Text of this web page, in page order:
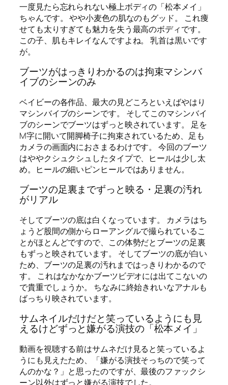
一度見たら忘れられない極上ボディの「松本メイ」
ちゃんです。 やや小麦色の肌なのもグッド。 これ痩
せても太りすぎても魅力を失う最高のボディです。
この子、肌もキレイなんですよね。 乳首は黒いです
が。
ブーツがはっきりわかるのは拘束マシンバ
イブのシーンのみ
ベイビーの各作品、最大の見どころといえばやはり
マシンバイブのシーンです。 そしてこのマシンバイ
ブのシーンでブーツはずっと映されています。 足を
M字に開いて開脚椅子に拘束されているため、足も
カメラの画面内におさまるわけです。 今回のブーツ
はややクシュクシュしたタイプで、ヒールは少し太
め。ヒールの細いピンヒールではありません。
ブーツの足裏までずっと映る・足裏の汚れ
がリアル
そしてブーツの底は白くなっています。 カメラはち
ょうど股間の側からローアングルで撮られているこ
とがほとんどですので、この体勢だとブーツの足裏
もずっと映されています。 そしてブーツの底が白い
ため、ブーツの足裏の汚れまではっきりわかるので
す。 これはなかなかブーツビデオには出てこないの
で貴重でしょうか。 ちなみに終始きれいなアナルも
ばっちり映されています。
サムネイルだけだと笑っているようにも見
えるけどずっと嫌がる演技の「松本メイ」
動画を視聴する前はサムネだけ見ると笑っているよ
うにも見えたため、「嫌がる演技そっちので笑って
んのかな？」と思ったのですが、最後のファックシ
ーン以外はずっと嫌がる演技でした。